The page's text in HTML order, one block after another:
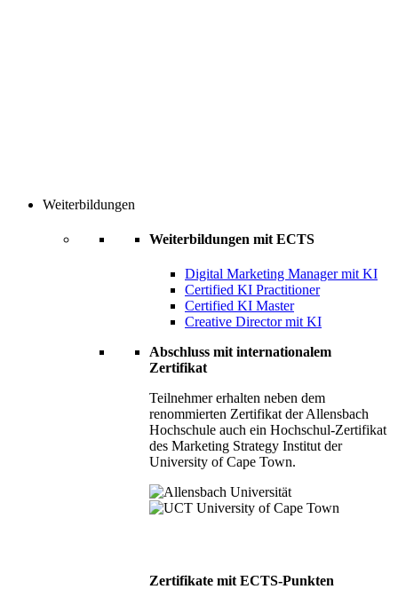
Weiterbildungen
Weiterbildungen mit ECTS
Digital Marketing Manager mit KI
Certified KI Practitioner
Certified KI Master
Creative Director mit KI
Abschluss mit internationalem
Zertifikat
Teilnehmer erhalten neben dem
renommierten Zertifikat der Allensbach
Hochschule auch ein Hochschul-Zertifikat
des Marketing Strategy Institut der
University of Cape Town.
Zertifikate mit ECTS-Punkten